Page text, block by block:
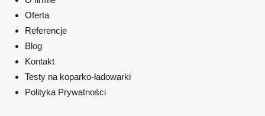
Oferta
Referencje
Blog
Kontakt
Testy na koparko-ładowarki
Polityka Prywatności